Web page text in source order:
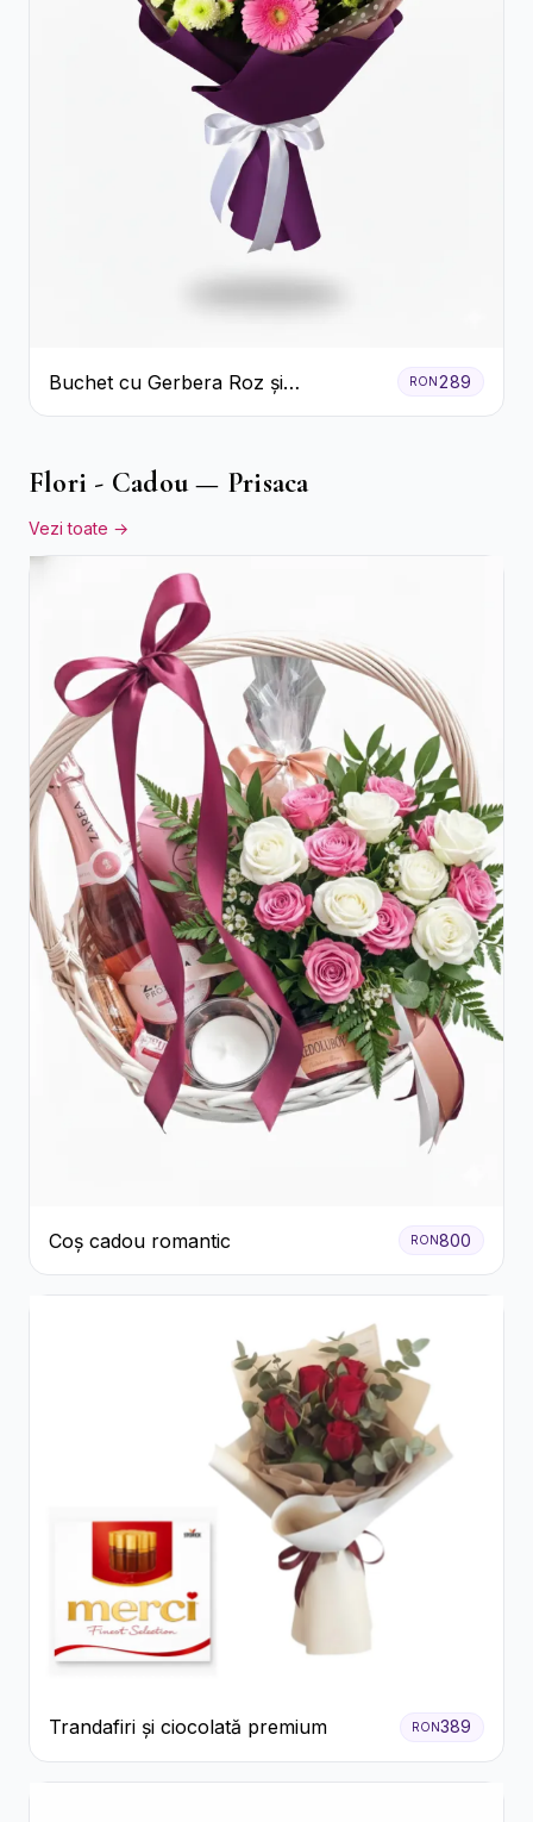
Buchet cu Gerbera Roz și
Crizanteme Verzi
RON289
Flori - Cadou — Prisaca
Vezi toate →
Coș cadou romantic RON800
Trandafiri și ciocolată premium RON389